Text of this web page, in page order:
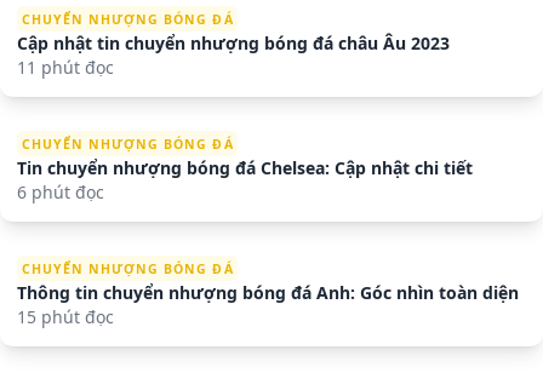
CHUYỂN NHƯỢNG BÓNG ĐÁ
Cập nhật tin chuyển nhượng bóng đá châu Âu 2023
11 phút đọc
CHUYỂN NHƯỢNG BÓNG ĐÁ
Tin chuyển nhượng bóng đá Chelsea: Cập nhật chi tiết
6 phút đọc
CHUYỂN NHƯỢNG BÓNG ĐÁ
Thông tin chuyển nhượng bóng đá Anh: Góc nhìn toàn diện
15 phút đọc